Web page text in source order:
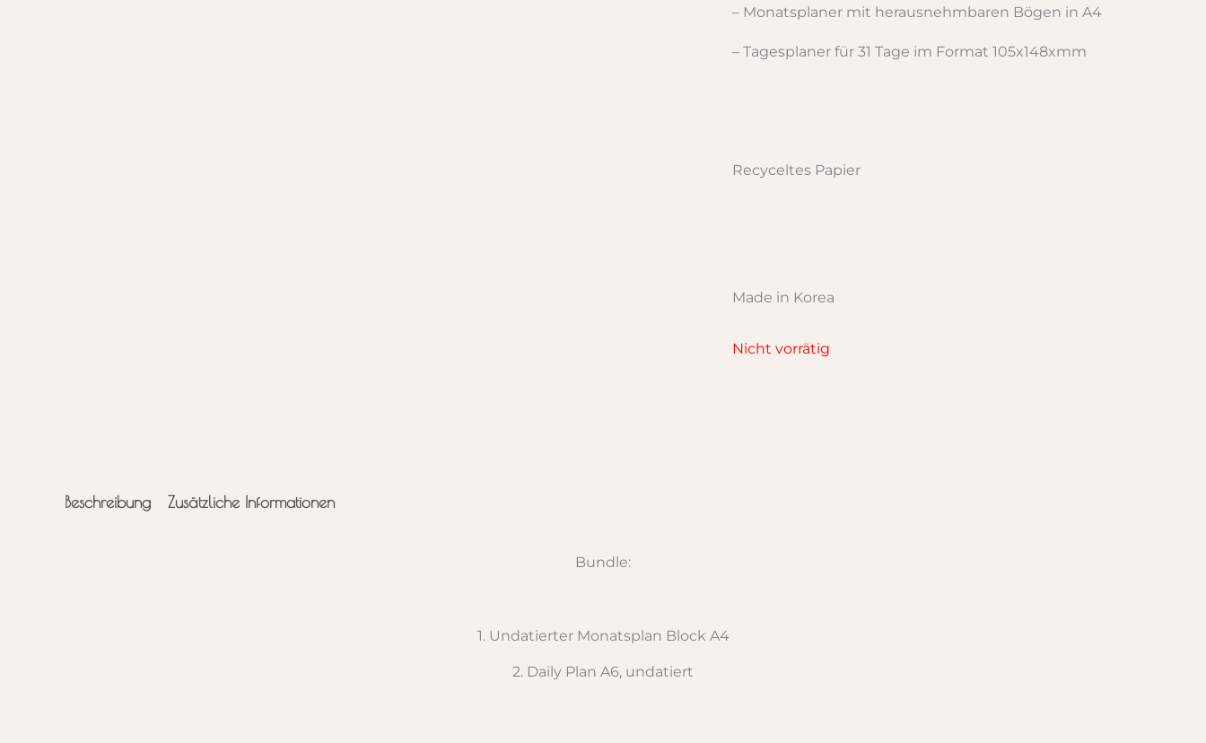
– Monatsplaner mit herausnehmbaren Bögen in A4
– Tagesplaner für 31 Tage im Format 105x148xmm
Recyceltes Papier
Made in Korea
Nicht vorrätig
Beschreibung Zusätzliche Informationen
Bundle:
1. Undatierter Monatsplan Block A4
2. Daily Plan A6, undatiert